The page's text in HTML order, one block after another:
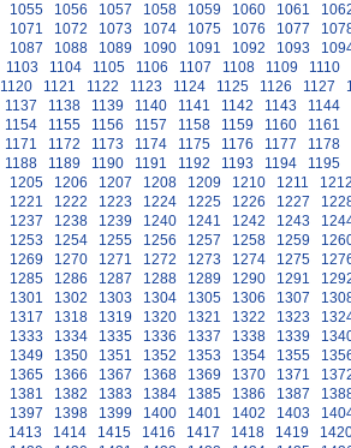
1055 1056 1057 1058 1059 1060 1061
1071 1072 1073 1074 1075 1076 1077
1087 1088 1089 1090 1091 1092 1093
1103 1104 1105 1106 1107 1108 1109
1110
1120 1121 1122 1123 1124 1125 1126 1127
1137 1138 1139 1140 1141 1142 1143
1144
1154 1155 1156 1157 1158 1159 1160
1161
1171 1172 1173 1174 1175 1176 1177
1178
1188 1189 1190 1191 1192 1193 1194
1195
1205 1206 1207 1208 1209 1210 1211
1221 1222 1223 1224 1225 1226 1227
1237 1238 1239 1240 1241 1242 1243
1253 1254 1255 1256 1257 1258 1259
1269 1270 1271 1272 1273 1274 1275
1285 1286 1287 1288 1289 1290 1291
1301 1302 1303 1304 1305 1306 1307
1317 1318 1319 1320 1321 1322 1323
1333 1334 1335 1336 1337 1338 1339
1349 1350 1351 1352 1353 1354 1355
1365 1366 1367 1368 1369 1370 1371
1381 1382 1383 1384 1385 1386 1387
1397 1398 1399 1400 1401 1402 1403
1413 1414 1415 1416 1417 1418 1419